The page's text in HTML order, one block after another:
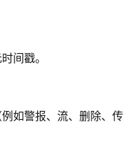
间戳。
如警报、流、删除、传